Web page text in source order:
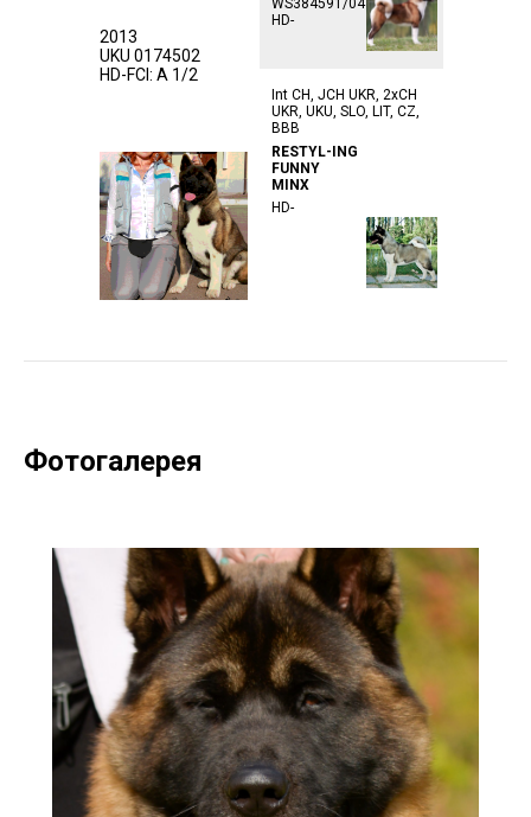
2013
UKU 0174502
HD-FCI: A 1/2
HD-
Int CH, JCH UKR, 2xCH
UKR, UKU, SLO, LIT, CZ,
BBB
RESTYL-ING
FUNNY
MINX
HD-
Фотогалерея